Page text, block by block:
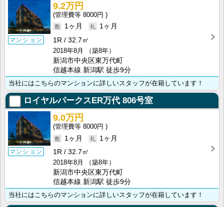
マンション
9.2万円
8000円
1ヶ月
1ヶ月
1R
32.7㎡
2018年8月
（築8年）
新潟市中央区東万代町
信越本線 新潟駅 徒歩9分
当社にはこちらのマンションに詳しいスタッフが在籍しています！
ロイヤルパークスER万代 806号室
マンション
9.0万円
8000円
1ヶ月
1ヶ月
1R
32.7㎡
2018年8月
（築8年）
新潟市中央区東万代町
信越本線 新潟駅 徒歩9分
当社にはこちらのマンションに詳しいスタッフが在籍しています！